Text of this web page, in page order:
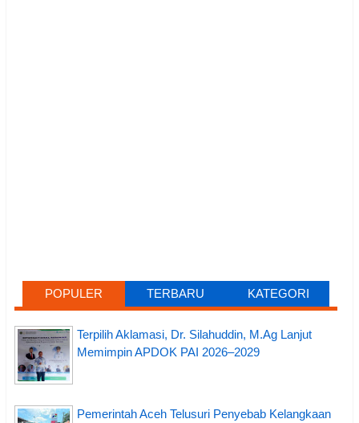
POPULER TERBARU KATEGORI
Terpilih Aklamasi, Dr. Silahuddin, M.Ag Lanjut
Memimpin APDOK PAI 2026–2029
Pemerintah Aceh Telusuri Penyebab Kelangkaan